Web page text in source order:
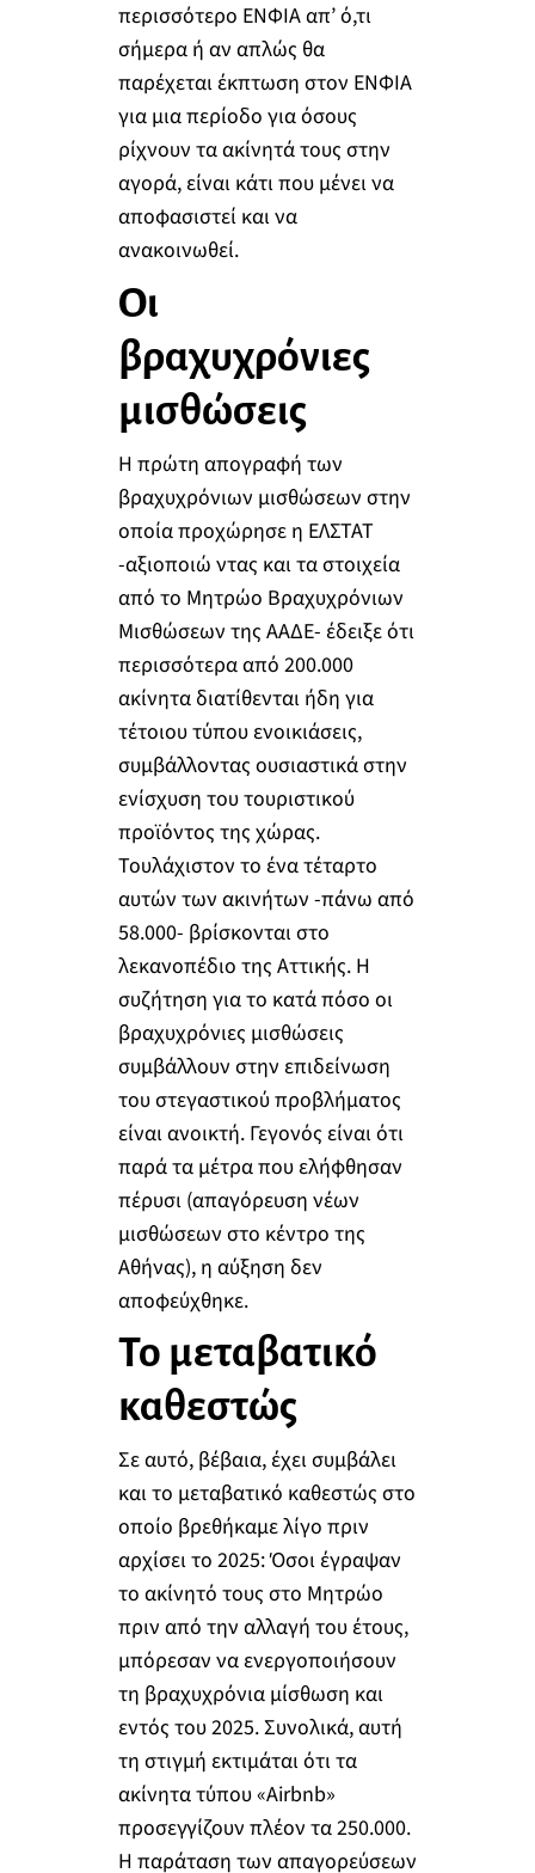
περισσότερο ΕΝΦΙΑ απ’ ό,τι
σήμερα ή αν απλώς θα
παρέχεται έκπτωση στον ΕΝΦΙΑ
για μια περίοδο για όσους
ρίχνουν τα ακίνητά τους στην
αγορά, είναι κάτι που μένει να
αποφασιστεί και να
ανακοινωθεί.
Οι
βραχυχρόνιες
μισθώσεις
Η πρώτη απογραφή των
βραχυχρόνιων μισθώσεων στην
οποία προχώρησε η ΕΛΣΤΑΤ
-αξιοποιώ ντας και τα στοιχεία
από το Μητρώο Βραχυχρόνιων
Μισθώσεων της ΑΑΔΕ- έδειξε ότι
περισσότερα από 200.000
ακίνητα διατίθενται ήδη για
τέτοιου τύπου ενοικιάσεις,
συμβάλλοντας ουσιαστικά στην
ενίσχυση του τουριστικού
προϊόντος της χώρας.
Τουλάχιστον το ένα τέταρτο
αυτών των ακινήτων -πάνω από
58.000- βρίσκονται στο
λεκανοπέδιο της Αττικής. Η
συζήτηση για το κατά πόσο οι
βραχυχρόνιες μισθώσεις
συμβάλλουν στην επιδείνωση
του στεγαστικού προβλήματος
είναι ανοικτή. Γεγονός είναι ότι
παρά τα μέτρα που ελήφθησαν
πέρυσι (απαγόρευση νέων
μισθώσεων στο κέντρο της
Αθήνας), η αύξηση δεν
αποφεύχθηκε.
Το μεταβατικό
καθεστώς
Σε αυτό, βέβαια, έχει συμβάλει
και το μεταβατικό καθεστώς στο
οποίο βρεθήκαμε λίγο πριν
αρχίσει το 2025: Όσοι έγραψαν
το ακίνητό τους στο Μητρώο
πριν από την αλλαγή του έτους,
μπόρεσαν να ενεργοποιήσουν
τη βραχυχρόνια μίσθωση και
εντός του 2025. Συνολικά, αυτή
τη στιγμή εκτιμάται ότι τα
ακίνητα τύπου «Airbnb»
προσεγγίζουν πλέον τα 250.000.
Η παράταση των απαγορεύσεων